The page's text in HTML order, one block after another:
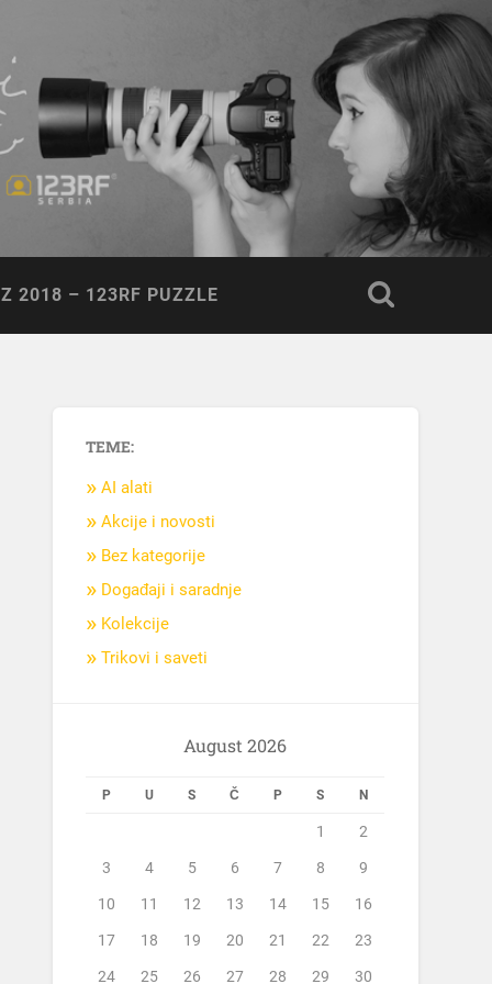
2018 – 123RF PUZZLE
TEME:
AI alati
Akcije i novosti
Bez kategorije
Događaji i saradnje
Kolekcije
Trikovi i saveti
August 2026
P U S Č P S N
1 2
3 4 5 6 7 8 9
10 11 12 13 14 15 16
17 18 19 20 21 22 23
24 25 26 27 28 29 30